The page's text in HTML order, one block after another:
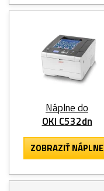
Náplne do
OKI C532dn
ZOBRAZIŤ NÁPLNE